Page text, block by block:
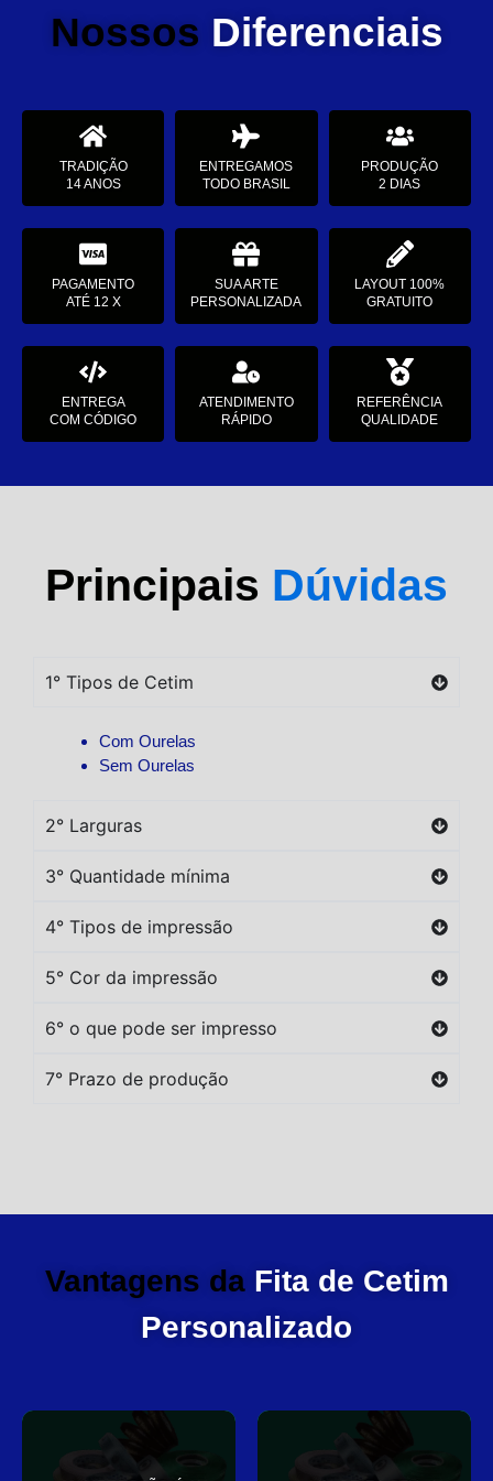
Nossos Diferenciais
TRADIÇÃO
14 ANOS
ENTREGAMOS
TODO BRASIL
PRODUÇÃO
2 DIAS
PAGAMENTO
ATÉ 12 X
SUA ARTE
PERSONALIZADA
LAYOUT 100%
GRATUITO
ENTREGA
COM CÓDIGO
ATENDIMENTO
RÁPIDO
REFERÊNCIA
QUALIDADE
Principais Dúvidas
1° Tipos de Cetim
Com Ourelas
Sem Ourelas
2° Larguras
3° Quantidade mínima
4° Tipos de impressão
5° Cor da impressão
6° o que pode ser impresso
7° Prazo de produção
Vantagens da Fita de Cetim
Personalizado